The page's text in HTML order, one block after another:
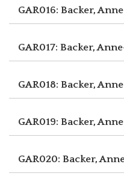
GAR016: Backer,
GAR017: Backer,
GAR018: Backer,
GAR019: Backer,
GAR020: Backer,